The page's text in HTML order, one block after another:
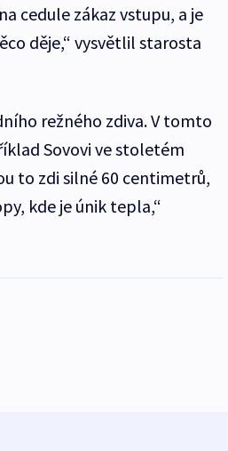
cedule zákaz vstupu, a je
děje,“ vysvětlil starosta
režného zdiva. V tomto
Sovovi ve stoletém
to zdi silné 60 centimetrů,
kde je únik tepla,“